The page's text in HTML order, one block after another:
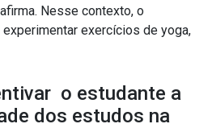
Nesse contexto, o
exercícios de yoga,
o estudante a
dos estudos na